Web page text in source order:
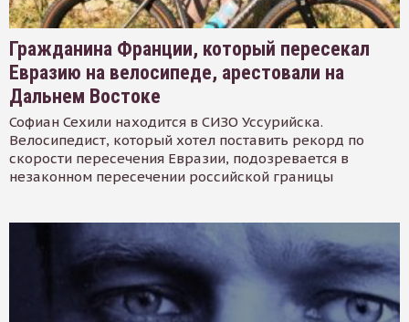
Гражданина Франции, который пересекал
Евразию на велосипеде, арестовали на
Дальнем Востоке
Софиан Сехили находится в СИЗО Уссурийска.
Велосипедист, который хотел поставить рекорд по
скорости пересечения Евразии, подозревается в
незаконном пересечении российской границы